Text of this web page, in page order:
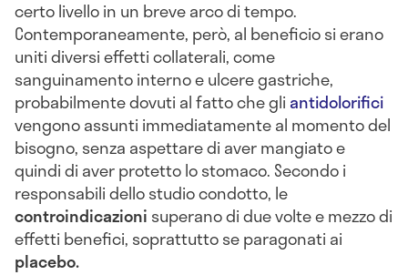
certo livello in un breve arco di tempo.
Contemporaneamente, però, al beneficio si erano
uniti diversi effetti collaterali, come
sanguinamento interno e ulcere gastriche,
probabilmente dovuti al fatto che gli antidolorifici
vengono assunti immediatamente al momento del
bisogno, senza aspettare di aver mangiato e
quindi di aver protetto lo stomaco. Secondo i
responsabili dello studio condotto, le
controindicazioni superano di due volte e mezzo di
effetti benefici, soprattutto se paragonati ai
placebo.